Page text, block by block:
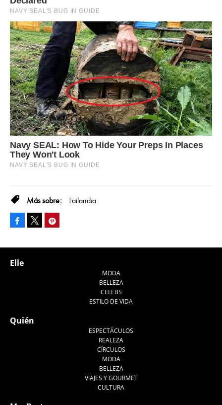
Tailandia
Facebook
Elle
MODA
BELLEZA
CELEBS
ESTILO DE VIDA
Quién
ESPECTÁCULOS
REALEZA
CÍRCULOS
MODA
BELLEZA
VIAJES Y GOURMET
CULTURA